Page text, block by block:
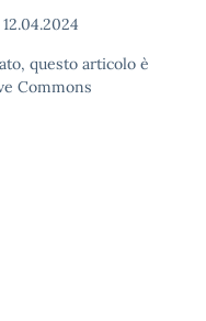
12.04.2024
questo articolo è
Commons